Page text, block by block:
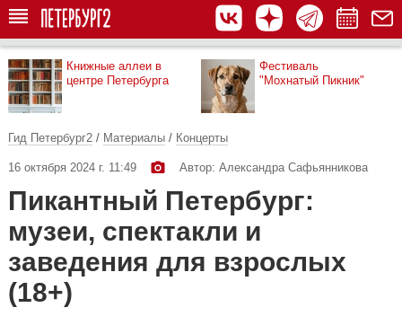
Книжные аллеи в
центре Петербурга
Фестиваль
"Мохнатый Пикник"
Гид Петербург2 / Материалы / Концерты
16 октября 2024 г. 11:49 Автор: Александра Сафьянникова
Пикантный Петербург:
музеи, спектакли и
заведения для взрослых
(18+)